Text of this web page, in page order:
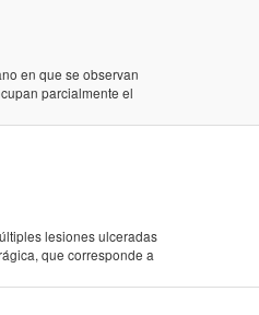
en que se observan
parcialmente el
lesiones ulceradas
que corresponde a